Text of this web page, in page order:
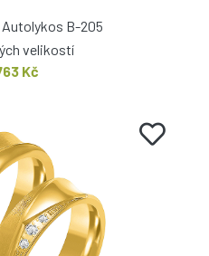
B-205
velikostí
Kč